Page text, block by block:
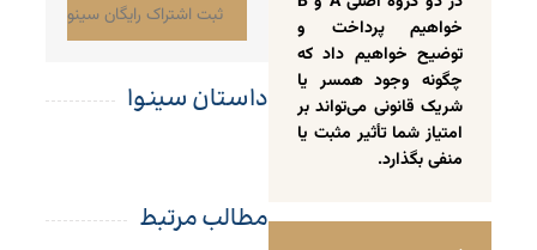
خواهیم پرداخت و
توضیح خواهیم داد که
چگونه وجود همسر یا
شریک قانونی می‌تواند بر
امتیاز شما تأثیر مثبت یا
منفی بگذارد.
داستان سینوا
مطالب مرتبط